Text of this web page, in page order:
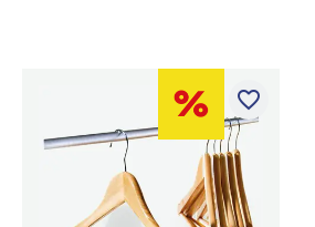
favorite_border